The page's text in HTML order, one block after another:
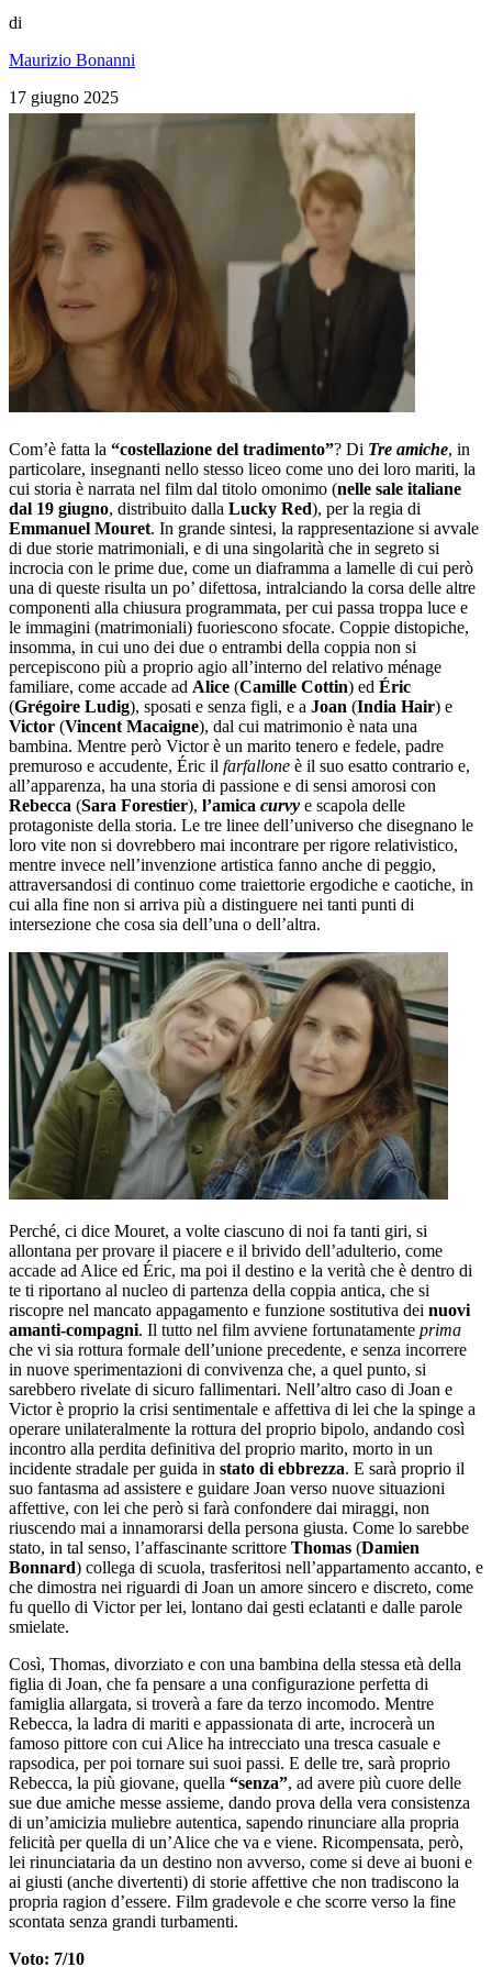
di
Maurizio Bonanni
17 giugno 2025
Com’è fatta la “costellazione del tradimento”? Di Tre amiche, in
particolare, insegnanti nello stesso liceo come uno dei loro mariti, la
cui storia è narrata nel film dal titolo omonimo (nelle sale italiane
dal 19 giugno, distribuito dalla Lucky Red), per la regia di
Emmanuel Mouret. In grande sintesi, la rappresentazione si avvale
di due storie matrimoniali, e di una singolarità che in segreto si
incrocia con le prime due, come un diaframma a lamelle di cui però
una di queste risulta un po’ difettosa, intralciando la corsa delle altre
componenti alla chiusura programmata, per cui passa troppa luce e
le immagini (matrimoniali) fuoriescono sfocate. Coppie distopiche,
insomma, in cui uno dei due o entrambi della coppia non si
percepiscono più a proprio agio all’interno del relativo ménage
familiare, come accade ad Alice (Camille Cottin) ed Éric
(Grégoire Ludig), sposati e senza figli, e a Joan (India Hair) e
Victor (Vincent Macaigne), dal cui matrimonio è nata una
bambina. Mentre però Victor è un marito tenero e fedele, padre
premuroso e accudente, Éric il farfallone è il suo esatto contrario e,
all’apparenza, ha una storia di passione e di sensi amorosi con
Rebecca (Sara Forestier), l’amica curvy e scapola delle
protagoniste della storia. Le tre linee dell’universo che disegnano le
loro vite non si dovrebbero mai incontrare per rigore relativistico,
mentre invece nell’invenzione artistica fanno anche di peggio,
attraversandosi di continuo come traiettorie ergodiche e caotiche, in
cui alla fine non si arriva più a distinguere nei tanti punti di
intersezione che cosa sia dell’una o dell’altra.
Perché, ci dice Mouret, a volte ciascuno di noi fa tanti giri, si
allontana per provare il piacere e il brivido dell’adulterio, come
accade ad Alice ed Éric, ma poi il destino e la verità che è dentro di
te ti riportano al nucleo di partenza della coppia antica, che si
riscopre nel mancato appagamento e funzione sostitutiva dei nuovi
amanti-compagni. Il tutto nel film avviene fortunatamente prima
che vi sia rottura formale dell’unione precedente, e senza incorrere
in nuove sperimentazioni di convivenza che, a quel punto, si
sarebbero rivelate di sicuro fallimentari. Nell’altro caso di Joan e
Victor è proprio la crisi sentimentale e affettiva di lei che la spinge a
operare unilateralmente la rottura del proprio bipolo, andando così
incontro alla perdita definitiva del proprio marito, morto in un
incidente stradale per guida in stato di ebbrezza. E sarà proprio il
suo fantasma ad assistere e guidare Joan verso nuove situazioni
affettive, con lei che però si farà confondere dai miraggi, non
riuscendo mai a innamorarsi della persona giusta. Come lo sarebbe
stato, in tal senso, l’affascinante scrittore Thomas (Damien
Bonnard) collega di scuola, trasferitosi nell’appartamento accanto, e
che dimostra nei riguardi di Joan un amore sincero e discreto, come
fu quello di Victor per lei, lontano dai gesti eclatanti e dalle parole
smielate.
Così, Thomas, divorziato e con una bambina della stessa età della
figlia di Joan, che fa pensare a una configurazione perfetta di
famiglia allargata, si troverà a fare da terzo incomodo. Mentre
Rebecca, la ladra di mariti e appassionata di arte, incrocerà un
famoso pittore con cui Alice ha intrecciato una tresca casuale e
rapsodica, per poi tornare sui suoi passi. E delle tre, sarà proprio
Rebecca, la più giovane, quella “senza”, ad avere più cuore delle
sue due amiche messe assieme, dando prova della vera consistenza
di un’amicizia muliebre autentica, sapendo rinunciare alla propria
felicità per quella di un’Alice che va e viene. Ricompensata, però,
lei rinunciataria da un destino non avverso, come si deve ai buoni e
ai giusti (anche divertenti) di storie affettive che non tradiscono la
propria ragion d’essere. Film gradevole e che scorre verso la fine
scontata senza grandi turbamenti.
Voto: 7/10